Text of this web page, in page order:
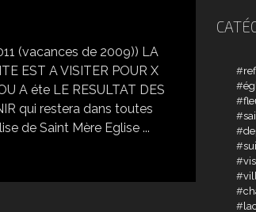
(vacances de 2009)) LA
EST A VISITER POUR X
A éte LE RESULTAT DES
qui restera dans toutes
de Saint Mère Eglise ...
lac